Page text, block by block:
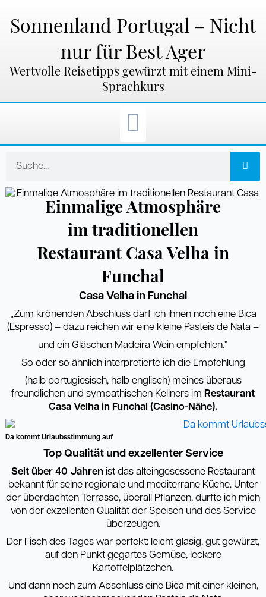
Inhalt
springen
Sonnenland Portugal – Nicht
nur für Best Ager
Wertvolle Reisetipps gewürzt mit einem Mini-
Sprachkurs
Einmalige Atmosphäre
im traditionellen
Restaurant Casa Velha in
Funchal
Casa Velha in Funchal
„Zum krönenden Abschluss darf ich ihnen noch eine Bica
(Espresso) – dazu reichen wir eine kleine Pasteis de Nata –
und ein Gläschen Madeira Wein empfehlen.“
So oder so ähnlich interpretierte ich die Empfehlung
(halb portugiesisch, halb englisch) meines überaus
freundlichen und sympathischen Kellners im Restaurant
Casa Velha in Funchal (Casino-Nähe).
Da kommt Urlaubsstimmung auf
Top Qualität und exzellenter Service
Seit über 40 Jahren ist das alteingesessene Restaurant
bekannt für seine regionale und mediterrane Küche. Unter
der überdachten Terrasse, überall Pflanzen, durfte ich mich
von der exzellenten Qualität der Speisen und des Service
überzeugen.
Der Fisch des Tages war perfekt: leicht glasig, gut gewürzt,
auf den Punkt gegartes Gemüse, leckere
Kartoffelplätzchen.
Und dann noch zum Abschluss eine Bica mit einer kleinen,